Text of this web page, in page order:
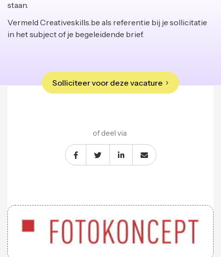
staan.
Vermeld Creativeskills.be als referentie bij je sollicitatie
in het subject of je begeleidende brief.
of deel via